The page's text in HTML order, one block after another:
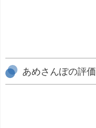
あめさんぽの評価